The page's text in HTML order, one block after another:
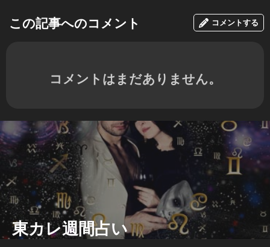
この記事へのコメント コメントする
コメントはまだありません。
東カレ週間占い